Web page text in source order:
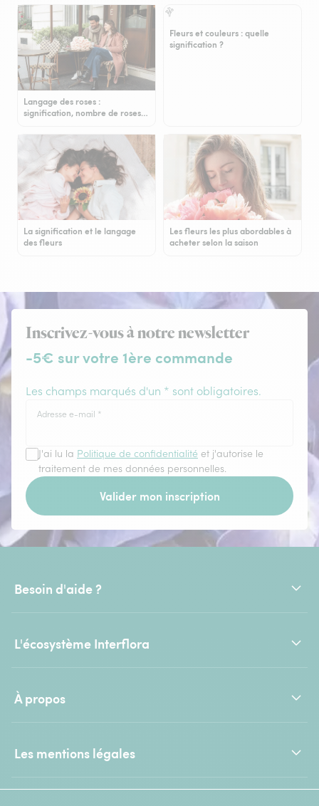
Langage des roses :
signification, nombre de roses…
Fleurs et couleurs : quelle
signification ?
La signification et le langage
des fleurs
Les fleurs les plus abordables à
acheter selon la saison
Inscrivez-vous à notre newsletter
-5€ sur votre 1ère commande
Les champs marqués d'un * sont obligatoires.
Adresse e-mail *
J'ai lu la Politique de confidentialité et j'autorise le
traitement de mes données personnelles.
Valider mon inscription
Besoin d'aide ?
L'écosystème Interflora
À propos
Les mentions légales